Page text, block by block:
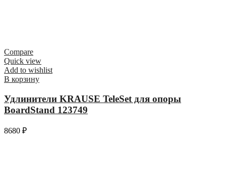
Compare
Quick view
Add to wishlist
В корзину
Удлинители KRAUSE TeleSet для опоры
BoardStand 123749
8680 ₽